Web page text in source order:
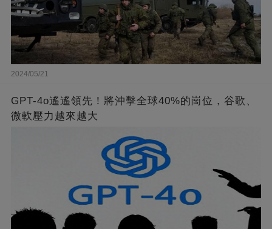
2024/05/21
GPT-4o遙遙領先！將沖擊全球40%的崗位，谷歌、
微軟壓力越來越大